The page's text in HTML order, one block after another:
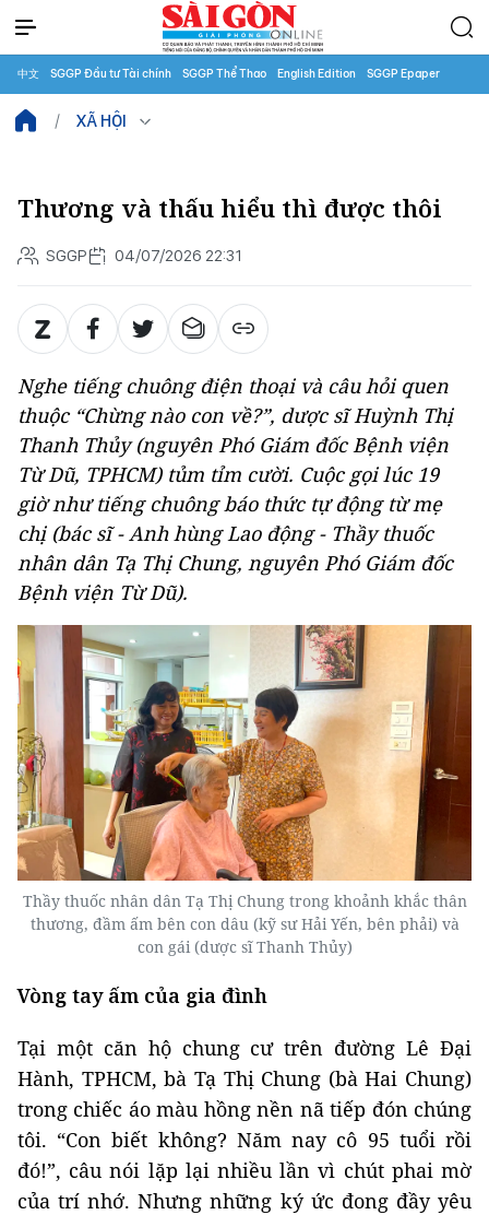
中文 SGGP Đầu tư Tài chính SGGP Thể Thao English Edition SGGP Epaper
XÃ HỘI
Thương và thấu hiểu thì được thôi
SGGP 04/07/2026 22:31
Nghe tiếng chuông điện thoại và câu hỏi quen
thuộc “Chừng nào con về?”, dược sĩ Huỳnh Thị
Thanh Thủy (nguyên Phó Giám đốc Bệnh viện
Từ Dũ, TPHCM) tủm tỉm cười. Cuộc gọi lúc 19
giờ như tiếng chuông báo thức tự động từ mẹ
chị (bác sĩ - Anh hùng Lao động - Thầy thuốc
nhân dân Tạ Thị Chung, nguyên Phó Giám đốc
Bệnh viện Từ Dũ).
Thầy thuốc nhân dân Tạ Thị Chung trong khoảnh khắc thân
thương, đầm ấm bên con dâu (kỹ sư Hải Yến, bên phải) và
con gái (dược sĩ Thanh Thủy)
Vòng tay ấm của gia đình
Tại một căn hộ chung cư trên đường Lê Đại
Hành, TPHCM, bà Tạ Thị Chung (bà Hai Chung)
trong chiếc áo màu hồng nền nã tiếp đón chúng
tôi. “Con biết không? Năm nay cô 95 tuổi rồi
đó!”, câu nói lặp lại nhiều lần vì chút phai mờ
của trí nhớ. Nhưng những ký ức đong đầy yêu